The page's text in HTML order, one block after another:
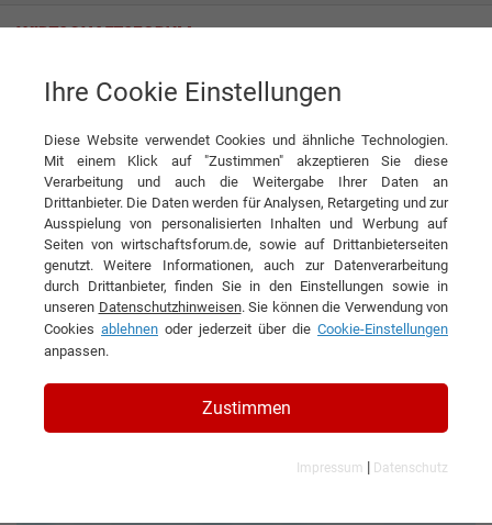
Undutchables Recruitment Agency BV
Interview Undutchables Recruitment Agency BV
DIESEN ARTIKEL EMPFEHLEN
„Fokus auf Menschen, die in den
Niederlanden einen Job suchen!“
Manager, Undutchables Recruitment
Agency BV
Ihre Cookie Einstellungen
Diese Website verwendet Cookies und ähnliche Technologien.
Mit einem Klick auf "Zustimmen" akzeptieren Sie diese
Verarbeitung und auch die Weitergabe Ihrer Daten an
Drittanbieter. Die Daten werden für Analysen, Retargeting und zur
Ausspielung von personalisierten Inhalten und Werbung auf
Seiten von wirtschaftsforum.de, sowie auf Drittanbieterseiten
genutzt. Weitere Informationen, auch zur Datenverarbeitung
durch Drittanbieter, finden Sie in den Einstellungen sowie in
unseren Datenschutzhinweisen. Sie können die Verwendung von
Cookies ablehnen oder jederzeit über die Cookie-Einstellungen
anpassen.
Zustimmen
Impressum | Datenschutz